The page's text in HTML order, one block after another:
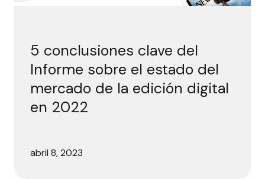
5 conclusiones clave del
Informe sobre el estado del
mercado de la edición digital
en 2022
abril 8, 2023